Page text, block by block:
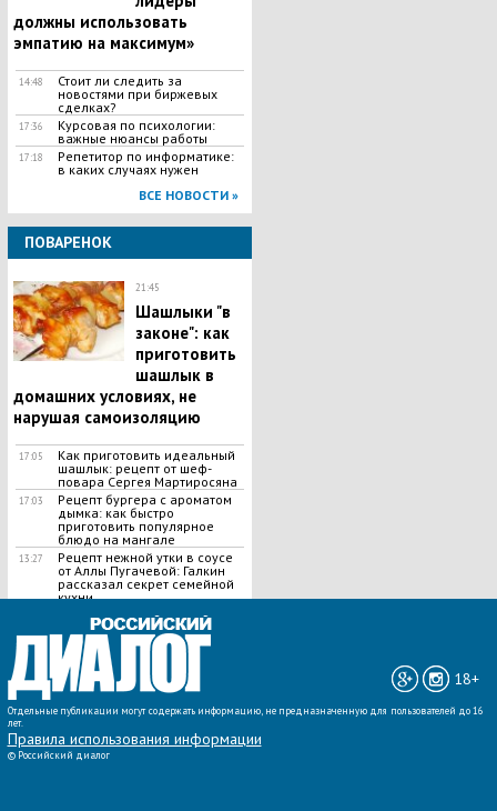
должны использовать
эмпатию на максимум»
14:48
Стоит ли следить за
новостями при биржевых
сделках?
17:36
Курсовая по психологии:
важные нюансы работы
17:18
Репетитор по информатике:
в каких случаях нужен
ВСЕ НОВОСТИ »
ПОВАРЕНОК
21:45
Шашлыки "в
законе": как
приготовить
шашлык в
домашних условиях, не
нарушая самоизоляцию
17:05
Как приготовить идеальный
шашлык​: рецепт от шеф-
повара Сергея Мартиросяна
17:03
Рецепт бургера с ароматом
дымка: как быстро
приготовить популярное
блюдо на мангале
13:27
Рецепт нежной утки в соусе
от Аллы Пугачевой: Галкин
рассказал секрет семейной
кухни
ВСЕ НОВОСТИ »
18+
Отдельные публикации могут содержать информацию, не предназначенную для пользователей до 16
лет.
Правила использования информации
© Российский диалог